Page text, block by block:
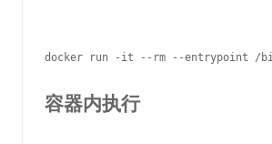
容器内执行